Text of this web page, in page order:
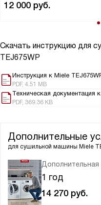
12 000 руб.
Скачать инструкцию для
TEJ675WP
Инструкция к Miele
PDF, 4.51 MB
Техническая документация
PDF, 369.36 KB
Дополнительные
для сушильной машины Miele
Дополнительная
1 год
14 270 руб.